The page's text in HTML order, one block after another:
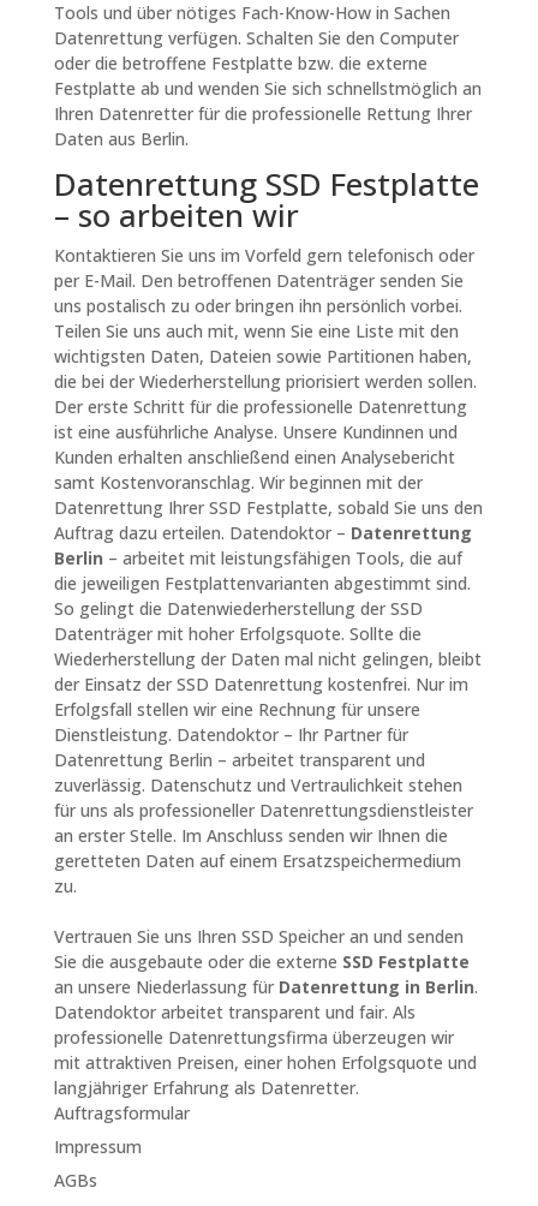
Tools und über nötiges Fach-Know-How in Sachen
Datenrettung verfügen. Schalten Sie den Computer
oder die betroffene Festplatte bzw. die externe
Festplatte ab und wenden Sie sich schnellstmöglich an
Ihren Datenretter für die professionelle Rettung Ihrer
Daten aus Berlin.
Datenrettung SSD Festplatte
– so arbeiten wir
Kontaktieren Sie uns im Vorfeld gern telefonisch oder
per E-Mail. Den betroffenen Datenträger senden Sie
uns postalisch zu oder bringen ihn persönlich vorbei.
Teilen Sie uns auch mit, wenn Sie eine Liste mit den
wichtigsten Daten, Dateien sowie Partitionen haben,
die bei der Wiederherstellung priorisiert werden sollen.
Der erste Schritt für die professionelle Datenrettung
ist eine ausführliche Analyse. Unsere Kundinnen und
Kunden erhalten anschließend einen Analysebericht
samt Kostenvoranschlag. Wir beginnen mit der
Datenrettung Ihrer SSD Festplatte, sobald Sie uns den
Auftrag dazu erteilen. Datendoktor – Datenrettung
Berlin – arbeitet mit leistungsfähigen Tools, die auf
die jeweiligen Festplattenvarianten abgestimmt sind.
So gelingt die Datenwiederherstellung der SSD
Datenträger mit hoher Erfolgsquote. Sollte die
Wiederherstellung der Daten mal nicht gelingen, bleibt
der Einsatz der SSD Datenrettung kostenfrei. Nur im
Erfolgsfall stellen wir eine Rechnung für unsere
Dienstleistung. Datendoktor – Ihr Partner für
Datenrettung Berlin – arbeitet transparent und
zuverlässig. Datenschutz und Vertraulichkeit stehen
für uns als professioneller Datenrettungsdienstleister
an erster Stelle. Im Anschluss senden wir Ihnen die
geretteten Daten auf einem Ersatzspeichermedium
zu.
Vertrauen Sie uns Ihren SSD Speicher an und senden
Sie die ausgebaute oder die externe SSD Festplatte
an unsere Niederlassung für Datenrettung in Berlin.
Datendoktor arbeitet transparent und fair. Als
professionelle Datenrettungsfirma überzeugen wir
mit attraktiven Preisen, einer hohen Erfolgsquote und
langjähriger Erfahrung als Datenretter.
Auftragsformular
Impressum
AGBs